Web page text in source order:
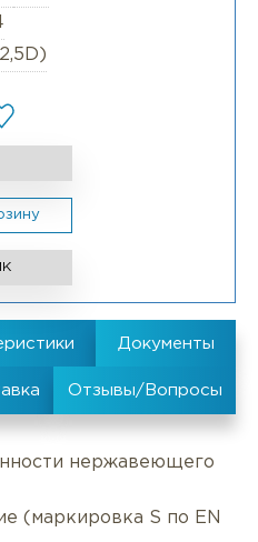
нержавеющего
(маркировка S по EN